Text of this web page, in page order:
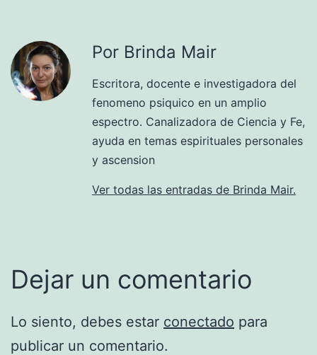
Por Brinda Mair
Escritora, docente e investigadora del
fenomeno psiquico en un amplio
espectro. Canalizadora de Ciencia y Fe,
ayuda en temas espirituales personales
y ascension
Ver todas las entradas de Brinda Mair.
Dejar un comentario
Lo siento, debes estar conectado para
publicar un comentario.